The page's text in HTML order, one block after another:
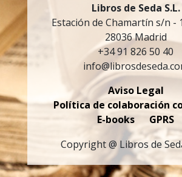
Libros de Seda S.L.
Estación de Chamartín s/n -
28036 Madrid
+34 91 826 50 40
Aviso Legal
Política de colaboración
E-books
GPRS
Copyright @ Libros de